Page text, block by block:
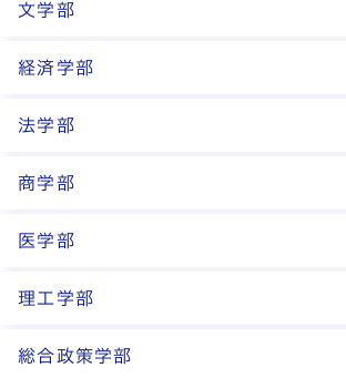
文学部
経済学部
法学部
商学部
医学部
理工学部
総合政策学部